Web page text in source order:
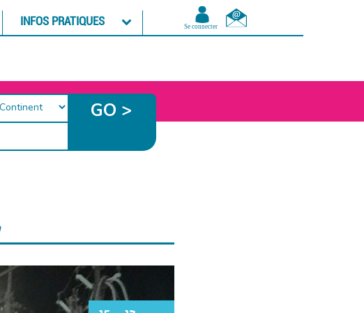
INFOS PRATIQUES
GO >